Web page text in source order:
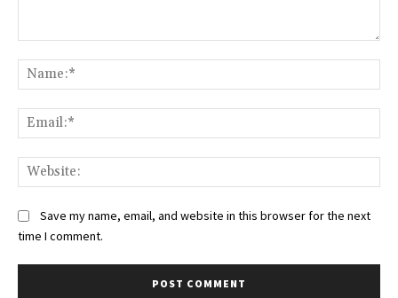
Save my name, email, and website in this browser for the next
time I comment.